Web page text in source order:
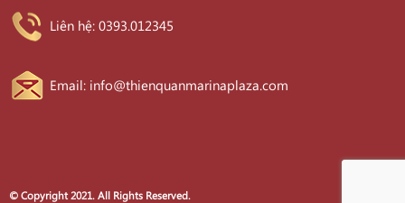
Liên hệ: 0393.012345
Email: info@thienquanmarinaplaza.com
© Copyright 2021. All Rights Reserved.